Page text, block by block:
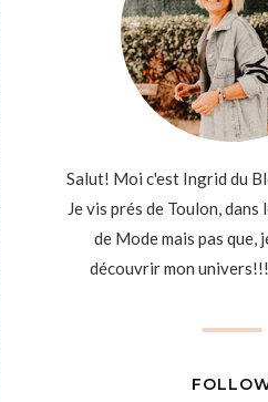
Salut! Moi c'est Ingrid du
Je vis prés de Toulon, dans
de Mode mais pas que,
découvrir mon